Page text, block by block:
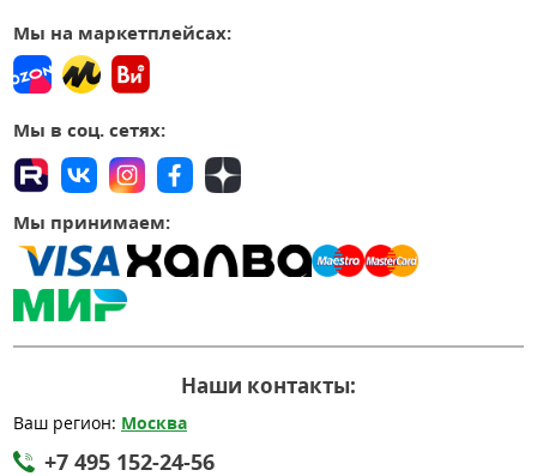
Мы на маркетплейсах:
Мы в соц. сетях:
Мы принимаем:
Наши контакты:
Ваш регион: Москва
+7 495 152-24-56